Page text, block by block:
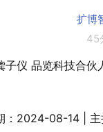
扩博
45
子仪 品览科技合伙
：2024-08-14 | 主